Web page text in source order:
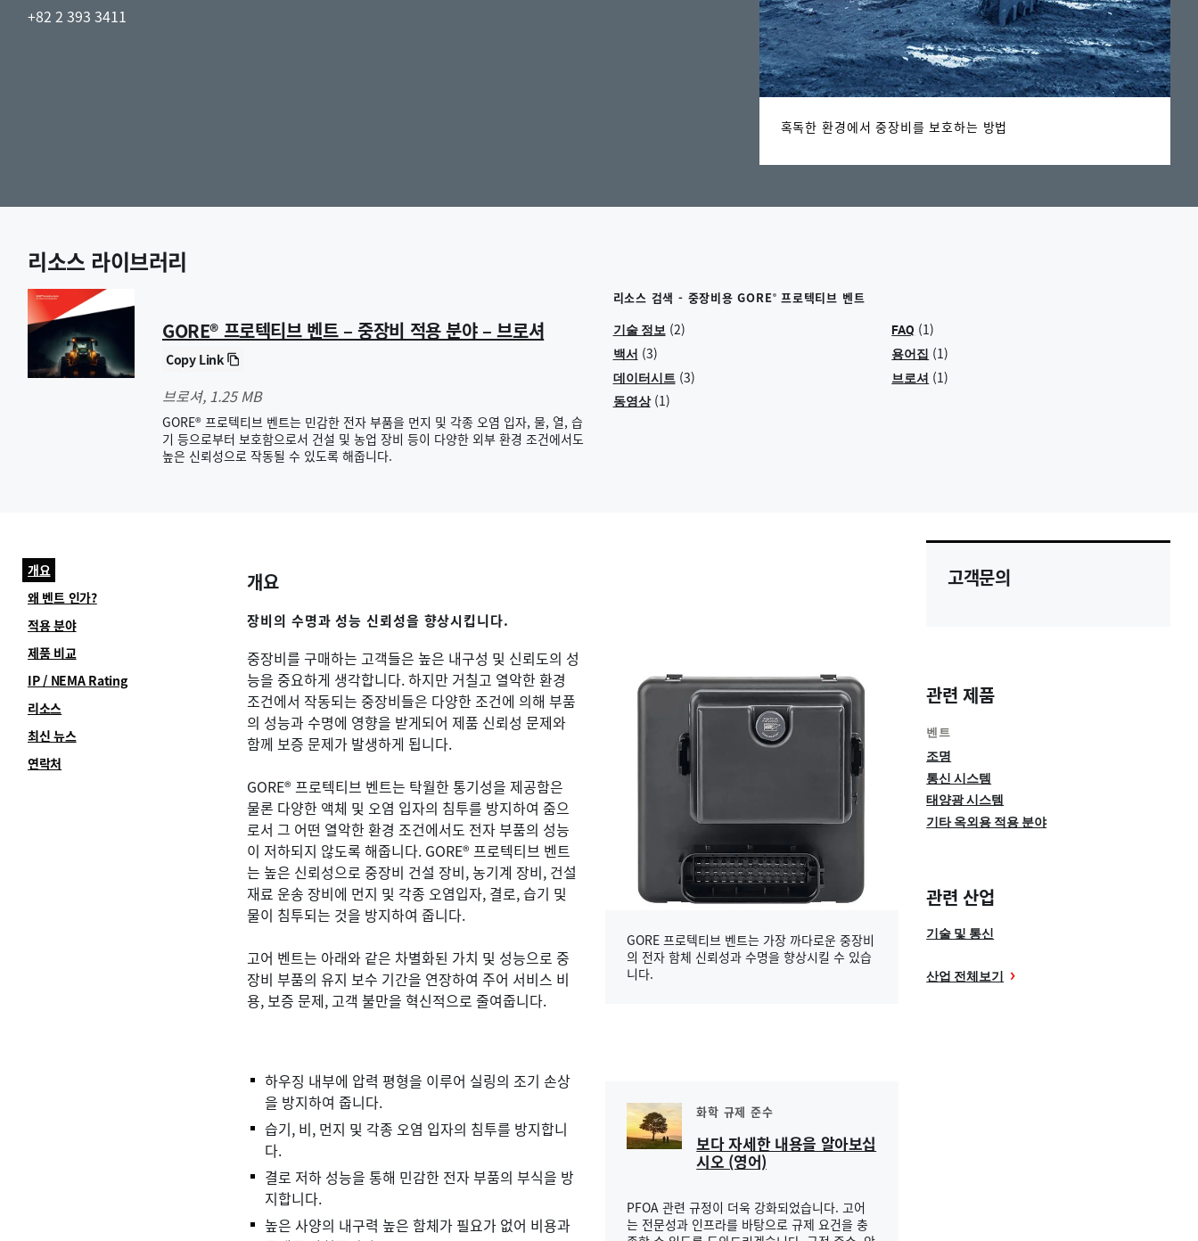
Region
한
+82 2 393 3411
혹독한 환경에서 중장비를 보호하는 방법
리소스 라이브러리
GORE® 프로텍티브 벤트 – 중장비 적용 분야 – 브로셔
Copy Link
브로셔, 1.25 MB
GORE® 프로텍티브 벤트는 민감한 전자 부품을 먼지 및 각종 오염 입자, 물, 열, 습
기 등으로부터 보호함으로서 건설 및 농업 장비 등이 다양한 외부 환경 조건에서도
높은 신뢰성으로 작동될 수 있도록 해줍니다.
리소스 검색 - 중장비용 GORE® 프로텍티브 벤트
기술 정보(2) FAQ (1)
백서 (3) 용어집 (1)
데이터시트(3) 브로셔 (1)
동영상(1)
개요
왜 벤트 인가?
적용 분야
제품 비교
IP / NEMA Rating
리소스
최신 뉴스
연락처
개요
장비의 수명과 성능 신뢰성을 향상시킵니다.
GORE 프로텍티브 벤트는 가장 까다로운 중장비
의 전자 함체 신뢰성과 수명을 향상시킬 수 있습
니다.
중장비를 구매하는 고객들은 높은 내구성 및 신뢰도의 성
능을 중요하게 생각합니다. 하지만 거칠고 열악한 환경
조건에서 작동되는 중장비들은 다양한 조건에 의해 부품
의 성능과 수명에 영향을 받게되어 제품 신뢰성 문제와
함께 보증 문제가 발생하게 됩니다.
GORE® 프로텍티브 벤트는 탁월한 통기성을 제공함은
물론 다양한 액체 및 오염 입자의 침투를 방지하여 줌으
로서 그 어떤 열악한 환경 조건에서도 전자 부품의 성능
이 저하되지 않도록 해줍니다. GORE® 프로텍티브 벤트
는 높은 신뢰성으로 중장비 건설 장비, 농기계 장비, 건설
재료 운송 장비에 먼지 및 각종 오염입자, 결로, 습기 및
물이 침투되는 것을 방지하여 줍니다.
고어 벤트는 아래와 같은 차별화된 가치 및 성능으로 중
장비 부품의 유지 보수 기간을 연장하여 주어 서비스 비
용, 보증 문제, 고객 불만을 혁신적으로 줄여줍니다.
화학 규제 준수
보다 자세한 내용을 알아보십
시오 (영어)
PFOA 관련 규정이 더욱 강화되었습니다. 고어
는 전문성과 인프라를 바탕으로 규제 요건을 충
하우징 내부에 압력 평형을 이루어 실링의 조기 손상
을 방지하여 줍니다.
습기, 비, 먼지 및 각종 오염 입자의 침투를 방지합니
다.
결로 저하 성능을 통해 민감한 전자 부품의 부식을 방
지합니다.
높은 사양의 내구력 높은 함체가 필요가 없어 비용과
고객문의
관련 제품
벤트
조명
통신 시스템
태양광 시스템
기타 옥외용 적용 분야
관련 산업
기술 및 통신
산업 전체보기